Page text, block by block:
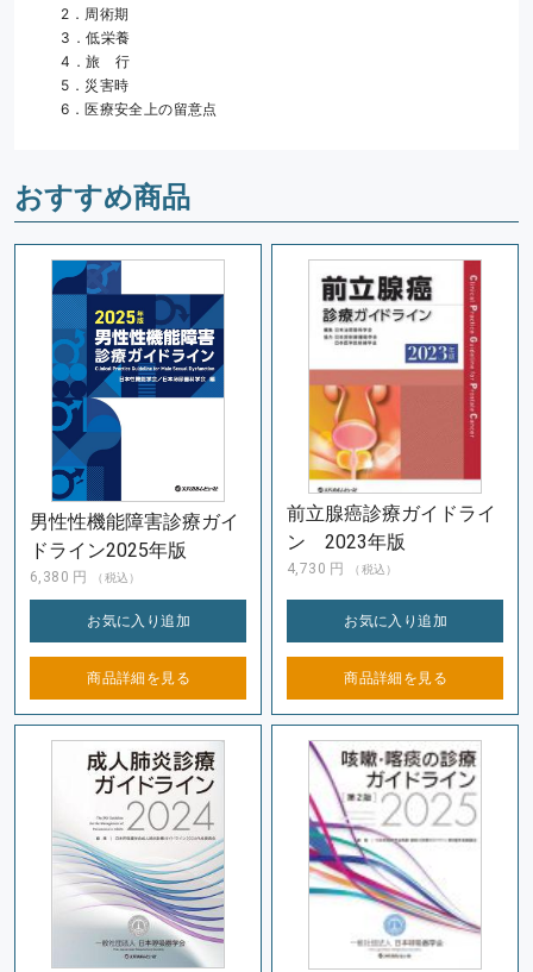
2．周術期
3．低栄養
4．旅　行
5．災害時
6．医療安全上の留意点
おすすめ商品
男性性機能障害診療ガイ
ドライン2025年版
6,380 円 （税込）
お気に入り追加
商品詳細を 見る
前立腺癌診療ガイドライ
ン 2023年版
4,730 円 （税込）
お気に入り追加
商品詳細を 見る